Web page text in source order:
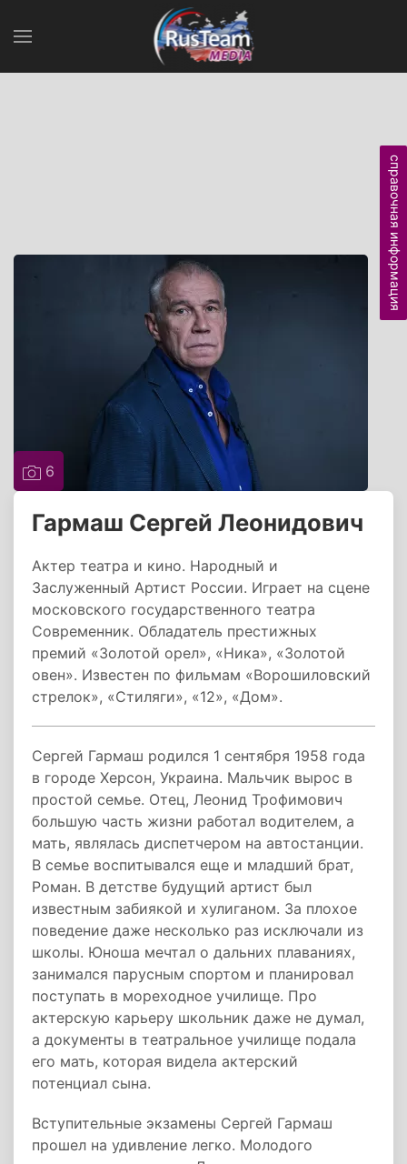
6
Гармаш Сергей Леонидович
Актер театра и кино. Народный и
Заслуженный Артист России. Играет на сцене
московского государственного театра
Современник. Обладатель престижных
премий «Золотой орел», «Ника», «Золотой
овен». Известен по фильмам «Ворошиловский
стрелок», «Стиляги», «12», «Дом».
Сергей Гармаш родился 1 сентября 1958 года
в городе Херсон, Украина. Мальчик вырос в
простой семье. Отец, Леонид Трофимович
большую часть жизни работал водителем, а
мать, являлась диспетчером на автостанции.
В семье воспитывался еще и младший брат,
Роман. В детстве будущий артист был
известным забиякой и хулиганом. За плохое
поведение даже несколько раз исключали из
школы. Юноша мечтал о дальних плаваниях,
занимался парусным спортом и планировал
поступать в мореходное училище. Про
актерскую карьеру школьник даже не думал,
а документы в театральное училище подала
его мать, которая видела актерский
потенциал сына.
Вступительные экзамены Сергей Гармаш
прошел на удивление легко. Молодого
справочная информация